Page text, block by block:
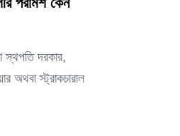
স্থপতি দরকার,
অথবা স্ট্রাকচারাল